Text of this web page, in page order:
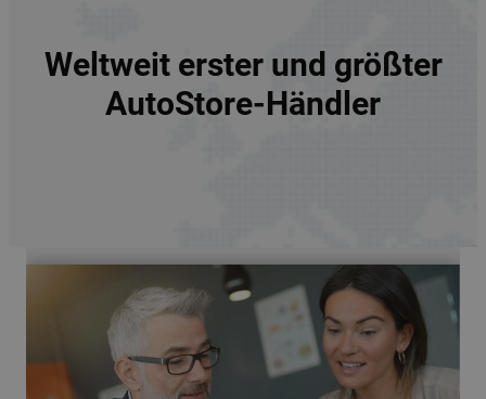
Weltweit erster und größter
AutoStore-Händler